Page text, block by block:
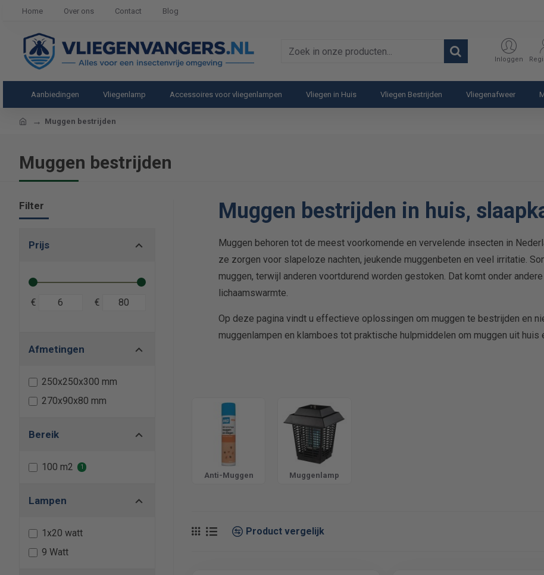
Home Over ons Contact Blog
Zoek
producten...
Inloggen
Aanbiedingen Vliegenlamp Accessoires voor vliegenlampen Vliegen in Huis Vliegen Bestrijden Vliegenafweer
homeMuggen bestrijden
Muggen bestrijden
Filter
Prijs
€ €
Afmetingen
250x250x300 mm
270x90x80 mm
Bereik
100 m2 1
Lampen
1x20 watt
9 Watt
Muggen bestrijden in huis,
Muggen behoren tot de meest voorkomende en vervelende insecten in
ze zorgen voor slapeloze nachten, jeukende muggenbeten en veel irritatie.
muggen, terwijl anderen voortdurend worden gestoken. Dat komt onder
lichaamswarmte.
Op deze pagina vindt u effectieve oplossingen om muggen te bestrijden en
muggenlampen en klamboes tot praktische hulpmiddelen om muggen uit huis
Anti-Muggen Muggenlamp
Product vergelijk